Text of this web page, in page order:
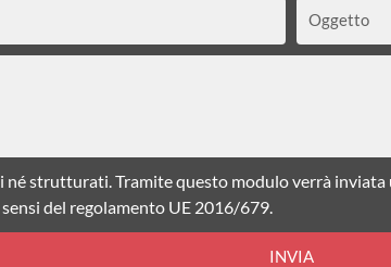
strutturati. Tramite questo modulo verrà inviata
del regolamento UE 2016/679.
INVIA